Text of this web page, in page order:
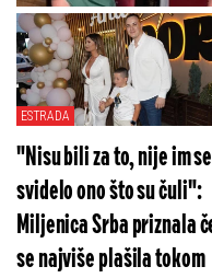
zbog noćnog
ESTRADA
"Nisu bili za to, nije im se
svidelo ono što su čuli":
Miljenica Srba priznala
se najviše plašila tokom